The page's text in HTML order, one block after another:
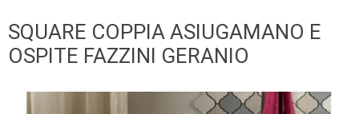
CUCINA
INTIMO
SQUARE COPPIA ASIUGAMANO E
OSPITE FAZZINI GERANIO